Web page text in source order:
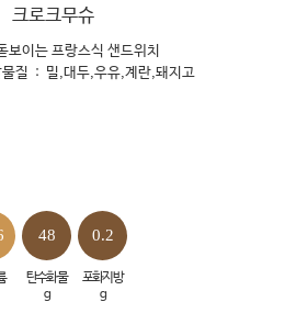
크로크무슈
보이는 프랑스식 샌드위치
질 : 밀,대두,우유,계란,돼지고
48
탄수화물
g
0.2
포화지방
g